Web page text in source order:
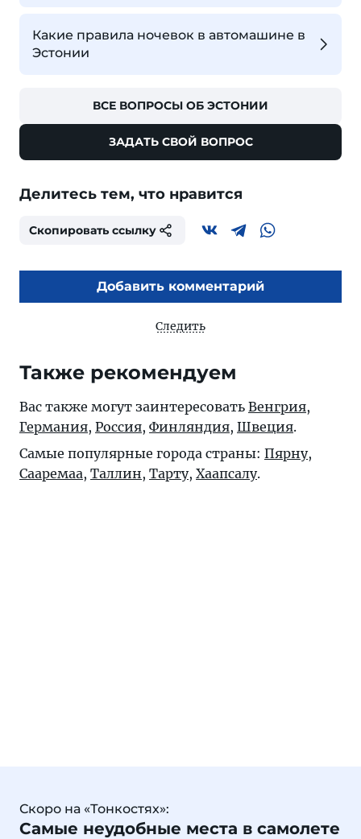
Какие правила ночевок в автомашине в
Эстонии
ВСЕ ВОПРОСЫ ОБ ЭСТОНИИ
ЗАДАТЬ СВОЙ ВОПРОС
Делитесь тем, что нравится
Скопировать ссылку
Добавить комментарий
Следить
Также рекомендуем
Вас также могут заинтересовать Венгрия,
Германия, Россия, Финляндия, Швеция.
Самые популярные города страны: Пярну,
Сааремаа, Таллин, Тарту, Хаапсалу.
Скоро на «Тонкостях»:
Самые неудобные места в самолете